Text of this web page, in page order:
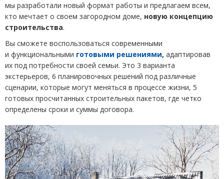
мы разработали новый формат работы и предлагаем всем,
кто мечтает о своем загородном доме, новую концепцию
строительства.
Вы сможете воспользоваться современными
и функциональными готовыми решениями, адаптировав
их под потребности своей семьи. Это 3 варианта
экстерьеров, 6 планировочных решений под различные
сценарии, которые могут меняться в процессе жизни, 5
готовых просчитанных строительных пакетов, где четко
определены сроки и суммы договора.